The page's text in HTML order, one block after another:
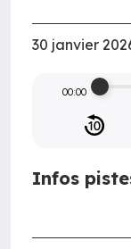
30 janvier
00:00
Infos